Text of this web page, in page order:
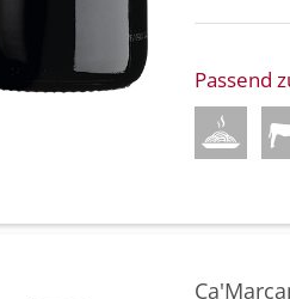
Passend